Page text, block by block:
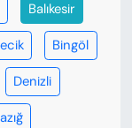
Balıkesir
Bingöl
Denizli